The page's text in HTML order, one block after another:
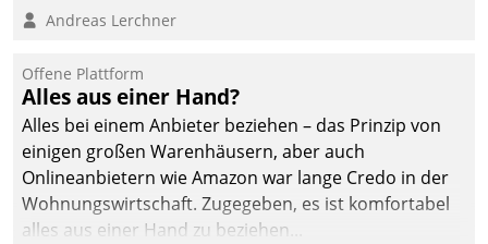
Andreas Lerchner
Offene Plattform
Alles aus einer Hand?
Alles bei einem Anbieter beziehen – das Prinzip von
einigen großen Warenhäusern, aber auch
Onlineanbietern wie Amazon war lange Credo in der
Wohnungswirtschaft. Zugegeben, es ist komfortabel
alles aus einer Hand zu beziehen...